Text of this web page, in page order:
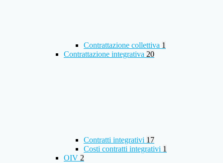
Contrattazione collettiva 1
Contrattazione integrativa 20
Contratti integrativi 17
Costi contratti integrativi 1
OIV 2